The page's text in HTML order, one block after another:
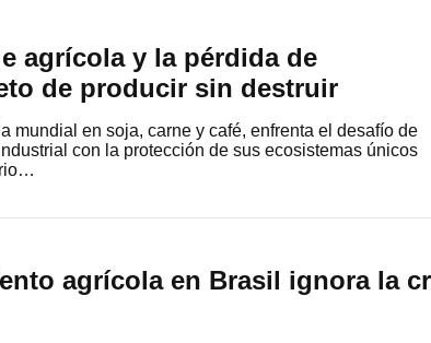
agrícola y la pérdida de
de producir sin destruir
mundial en soja, carne y café, enfrenta el desafío de
con la protección de sus ecosistemas únicos
agrícola en Brasil ignora la